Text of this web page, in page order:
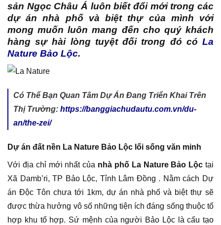
sản Ngọc Châu Á luôn biết đổi mới trong các
dự án nhà phố và biệt thự của mình với
mong muốn luôn mang đến cho quý khách
hàng sự hài lòng tuyệt đối trong đó có La
Nature Bảo Lộc.
Có Thể Bạn Quan Tâm Dự Án Đang Triển Khai Trên
Thị Trường: https://banggiachudautu.com.vn/du-
an/the-zei/
Dự án đất nền La Nature Bảo Lộc lối sống văn minh
Với địa chỉ mới nhất của nhà phố La Nature Bảo Lộc tại
Xã Damb’ri, TP Bảo Lộc, Tỉnh Lâm Đồng . Nằm cách Dự
án Độc Tôn chưa tới 1km, dự án nhà phố và biệt thự sẽ
được thừa hưởng vô số những tiện ích đáng sống thuộc tổ
hợp khu tổ hợp. Sứ mệnh của người Bảo Lộc là cấu tạo